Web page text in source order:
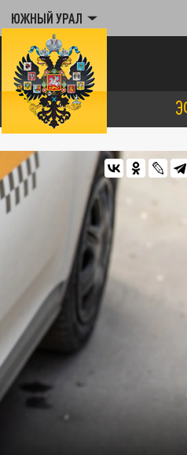
ЮЖНЫЙ УРАЛ